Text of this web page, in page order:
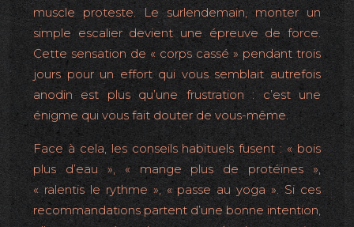
muscle proteste. Le surlendemain, monter un
simple escalier devient une épreuve de force.
Cette sensation de « corps cassé » pendant trois
jours pour un effort qui vous semblait autrefois
anodin est plus qu’une frustration : c’est une
énigme qui vous fait douter de vous-même.
Face à cela, les conseils habituels fusent : « bois
plus d’eau », « mange plus de protéines »,
« ralentis le rythme », « passe au yoga ». Si ces
recommandations partent d’une bonne intention,